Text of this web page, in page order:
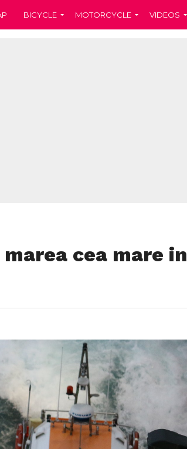
BICYCLE MOTORCYCLE VIDEOS
cea mare in